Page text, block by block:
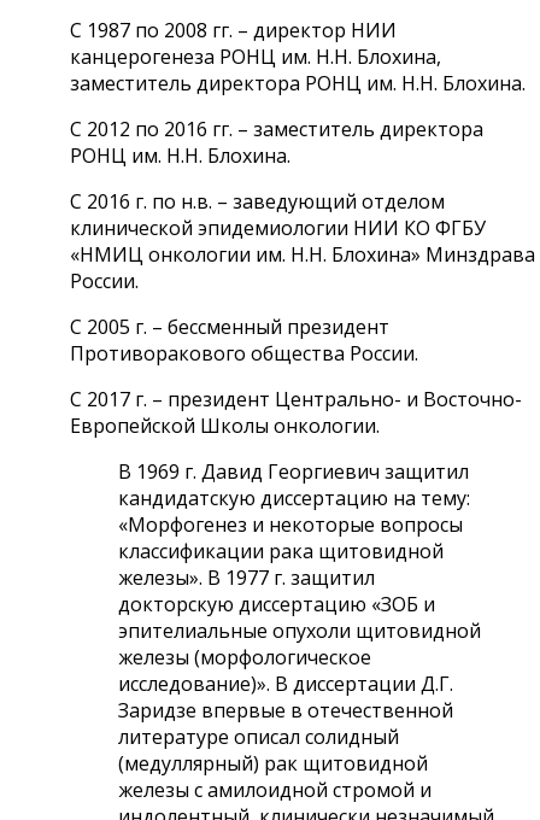
С 1987 по 2008 гг. – директор НИИ
канцерогенеза РОНЦ им. Н.Н. Блохина,
заместитель директора РОНЦ им. Н.Н. Блохина.
С 2012 по 2016 гг. – заместитель директора
РОНЦ им. Н.Н. Блохина.
С 2016 г. по н.в. – заведующий отделом
клинической эпидемиологии НИИ КО ФГБУ
«НМИЦ онкологии им. Н.Н. Блохина» Минздрава
России.
С 2005 г. – бессменный президент
Противоракового общества России.
С 2017 г. – президент Центрально- и Восточно-
Европейской Школы онкологии.
В 1969 г. Давид Георгиевич защитил
кандидатскую диссертацию на тему:
«Морфогенез и некоторые вопросы
классификации рака щитовидной
железы». В 1977 г. защитил
докторскую диссертацию «ЗОБ и
эпителиальные опухоли щитовидной
железы (морфологическое
исследование)». В диссертации Д.Г.
Заридзе впервые в отечественной
литературе описал солидный
(медуллярный) рак щитовидной
железы с амилоидной стромой и